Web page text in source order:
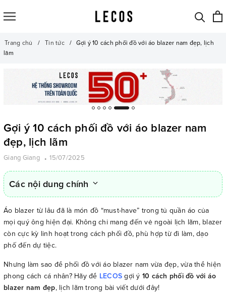
Trang chủ Tin tức
Gợi ý 10 cách phối đồ với áo blazer nam đẹp, lịch
lãm
Gợi ý 10 cách phối đồ với áo blazer nam
đẹp, lịch lãm
Giang Giang 15/07/2025
Các nội dung chính
Áo blazer từ lâu đã là món đồ “must-have” trong tủ quần áo của
mọi quý ông hiện đại. Không chỉ mang đến vẻ ngoài lịch lãm, blazer
còn cực kỳ linh hoạt trong cách phối đồ, phù hợp từ đi làm, dạo
phố đến dự tiệc.
Nhưng làm sao để phối đồ với áo blazer nam vừa đẹp, vừa thể hiện
phong cách cá nhân? Hãy để LECOS gợi ý 10 cách phối đồ với áo
blazer nam đẹp, lịch lãm trong bài viết dưới đây!